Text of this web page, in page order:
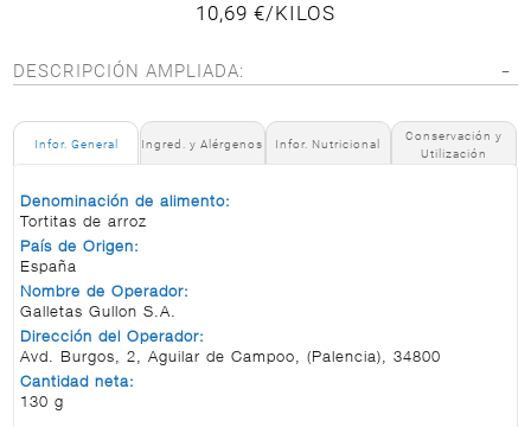
10,69 €/KILOS
DESCRIPCIÓN AMPLIADA:
Infor. General Ingred. y Alérgenos Infor. Nutricional
Conservación y
Utilización
Denominación de alimento:
Tortitas de arroz
País de Origen:
España
Nombre de Operador:
Galletas Gullon S.A.
Dirección del Operador:
Avd. Burgos, 2, Aguilar de Campoo, (Palencia), 34800
Cantidad neta:
130 g